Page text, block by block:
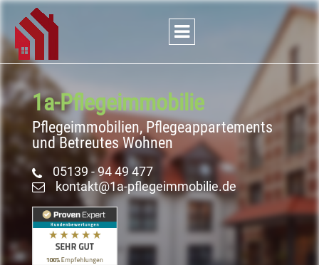
1a-Pflege­immobilie
Pflegeimmobilien, Pflegeappartements
und Betreutes Wohnen
05139 - 94 49 477
kontakt@1a-pflegeimmobilie.de